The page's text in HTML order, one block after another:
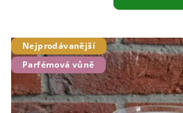
Nejprodávanější
Parfémová vůně